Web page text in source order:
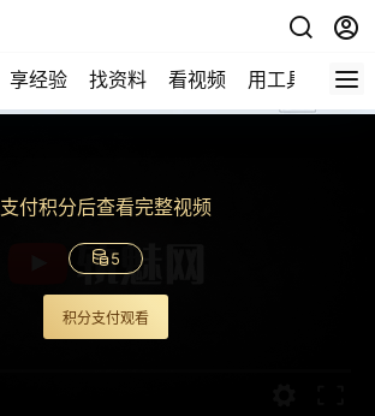
享经验 找资料 看视频 用工具 论技
支付积分后查看完整视频
5
积分支付观看